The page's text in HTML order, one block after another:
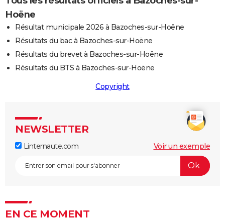
Hoëne
Résultat municipale 2026 à Bazoches-sur-Hoëne
Résultats du bac à Bazoches-sur-Hoëne
Résultats du brevet à Bazoches-sur-Hoëne
Résultats du BTS à Bazoches-sur-Hoëne
Copyright
NEWSLETTER
Linternaute.com Voir un exemple
EN CE MOMENT